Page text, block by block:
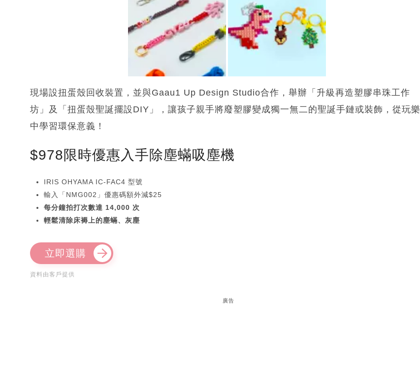
現場設扭蛋殼回收裝置，並與Gaau1 Up Design Studio合作，舉辦「升級再造塑膠串珠工作
坊」及「扭蛋殼聖誕擺設DIY」，讓孩子親手將廢塑膠變成獨一無二的聖誕手鏈或裝飾，從玩樂
中學習環保意義！
$978限時優惠入手除塵蟎吸塵機
IRIS OHYAMA IC-FAC4 型號
輸入「NMG002」優惠碼額外減$25
每分鐘拍打次數達 14,000 次
輕鬆清除床褥上的塵蟎、灰塵
立即選購
資料由客戶提供
廣告